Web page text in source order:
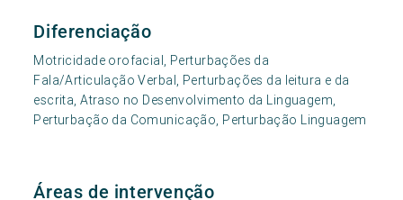
Diferenciação
Motricidade orofacial, Perturbações da
Fala/Articulação Verbal, Perturbações da leitura e da
escrita, Atraso no Desenvolvimento da Linguagem,
Perturbação da Comunicação, Perturbação Linguagem
Áreas de intervenção